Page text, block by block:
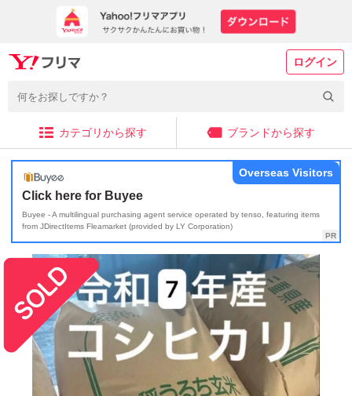
ログイン
カテゴリから探す ブランドから探す
Click here for Buyee
Buyee - A multilingual purchasing agent service operated by tenso, featuring items
from JDirectItems Fleamarket (provided by LY Corporation)
Overseas Visitors